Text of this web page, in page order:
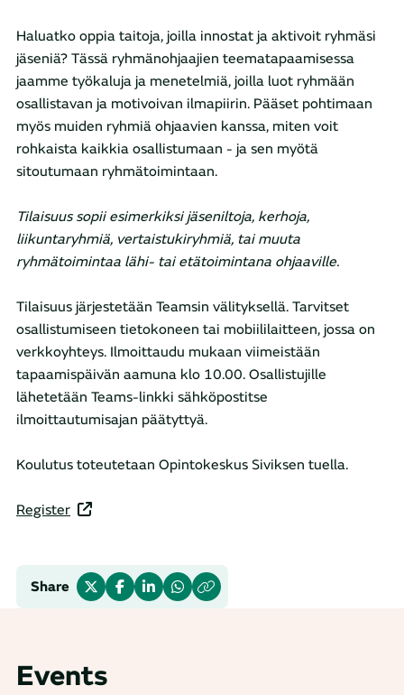
Haluatko oppia taitoja, joilla innostat ja aktivoit ryhmäsi
jäseniä? Tässä ryhmänohjaajien teematapaamisessa
jaamme työkaluja ja menetelmiä, joilla luot ryhmään
osallistavan ja motivoivan ilmapiirin. Pääset pohtimaan
myös muiden ryhmiä ohjaavien kanssa, miten voit
rohkaista kaikkia osallistumaan - ja sen myötä
sitoutumaan ryhmätoimintaan.
Tilaisuus sopii esimerkiksi jäseniltoja, kerhoja,
liikuntaryhmiä, vertaistukiryhmiä, tai muuta
ryhmätoimintaa lähi- tai etätoimintana ohjaaville.
Tilaisuus järjestetään Teamsin välityksellä. Tarvitset
osallistumiseen tietokoneen tai mobiililaitteen, jossa on
verkkoyhteys. Ilmoittaudu mukaan viimeistään
tapaamispäivän aamuna klo 10.00. Osallistujille
lähetetään Teams-linkki sähköpostitse
ilmoittautumisajan päätyttyä.
Koulutus toteutetaan Opintokeskus Siviksen tuella.
Register
Share
Events